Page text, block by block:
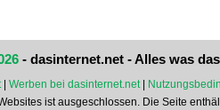
- dasinternet.net - Alles was
| Werben bei dasinternet.net|
ist ausgeschlossen. Die Seite